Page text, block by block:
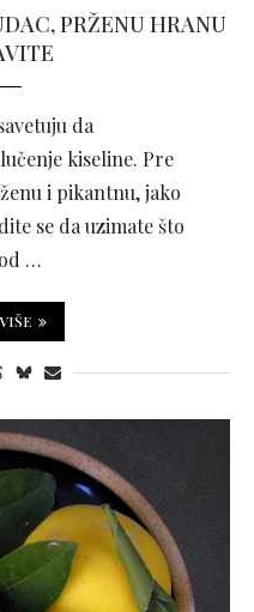
PRŽENU HRANU
da
kiseline. Pre
i pikantnu, jako
se da uzimate što
…